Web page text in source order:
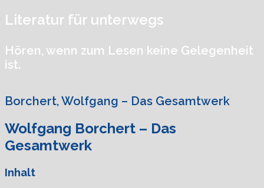
Literatur für unterwegs
Hören, wenn zum Lesen keine Gelegenheit
ist.
Borchert, Wolfgang – Das Gesamtwerk
Wolfgang Borchert – Das
Gesamtwerk
Inhalt